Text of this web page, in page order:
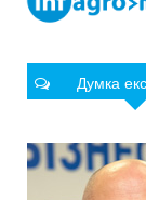
Думка